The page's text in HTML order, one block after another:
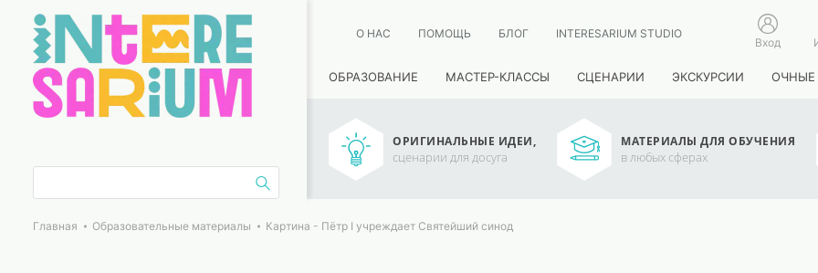
О НАС ПОМОЩЬ БЛОГ INTERESARIUM STUDIO
Вход
ОБРАЗОВАНИЕ МАСТЕР-КЛАССЫ СЦЕНАРИИ ЭКСКУРСИИ ОЧНЫЕ
ОРИГИНАЛЬНЫЕ ИДЕИ,
сценарии для досуга
МАТЕРИАЛЫ ДЛЯ ОБУЧЕНИЯ
в любых сферах
Главная Образовательные материалы Картина - Пётр I учреждает Святейший синод